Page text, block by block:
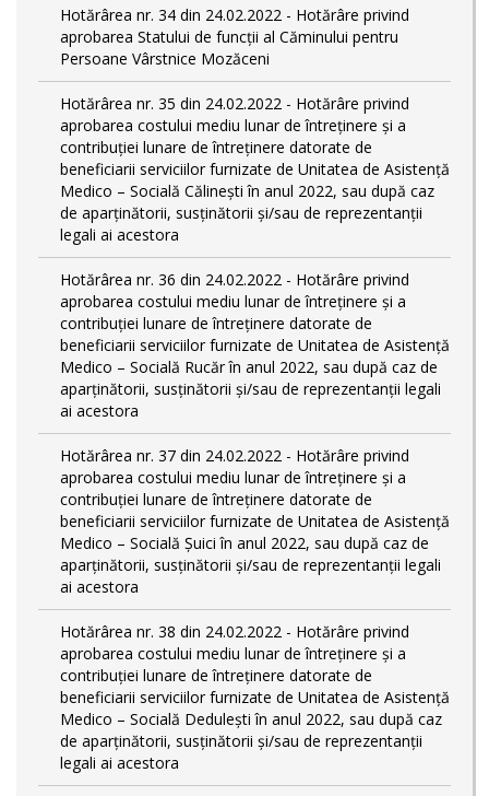
Hotărârea nr. 34 din 24.02.2022 - Hotărâre privind
aprobarea Statului de funcţii al Căminului pentru
Persoane Vârstnice Mozăceni
Hotărârea nr. 35 din 24.02.2022 - Hotărâre privind
aprobarea costului mediu lunar de întreținere și a
contribuției lunare de întreținere datorate de
beneficiarii serviciilor furnizate de Unitatea de Asistență
Medico – Socială Călineşti în anul 2022, sau după caz
de aparținătorii, susținătorii și/sau de reprezentanții
legali ai acestora
Hotărârea nr. 36 din 24.02.2022 - Hotărâre privind
aprobarea costului mediu lunar de întreținere și a
contribuției lunare de întreținere datorate de
beneficiarii serviciilor furnizate de Unitatea de Asistență
Medico – Socială Rucăr în anul 2022, sau după caz de
aparținătorii, susținătorii și/sau de reprezentanții legali
ai acestora
Hotărârea nr. 37 din 24.02.2022 - Hotărâre privind
aprobarea costului mediu lunar de întreținere și a
contribuției lunare de întreținere datorate de
beneficiarii serviciilor furnizate de Unitatea de Asistență
Medico – Socială Șuici în anul 2022, sau după caz de
aparținătorii, susținătorii și/sau de reprezentanții legali
ai acestora
Hotărârea nr. 38 din 24.02.2022 - Hotărâre privind
aprobarea costului mediu lunar de întreținere și a
contribuției lunare de întreținere datorate de
beneficiarii serviciilor furnizate de Unitatea de Asistență
Medico – Socială Dedulești în anul 2022, sau după caz
de aparținătorii, susținătorii și/sau de reprezentanții
legali ai acestora